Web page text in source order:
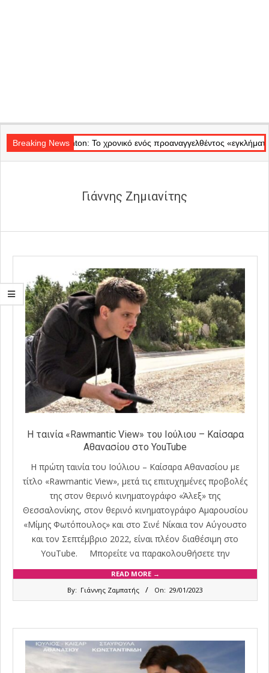
Navigation
Menu
Breaking News
Badminton: Το χρονικό ενός προαναγγελθέντος «εγκλήματος» στις
Γιάννης Ζημιανίτης
Η ταινία «Rawmantic View» του Ιούλιου – Καίσαρα
Αθανασίου στο YouTube
Η πρώτη ταινία του Ιούλιου – Καίσαρα Αθανασίου με
τίτλο «Rawmantic View», μετά τις επιτυχημένες προβολές
της στον θερινό κινηματογράφο «Άλεξ» της
Θεσσαλονίκης, στον θερινό κινηματογράφο Αμαρουσίου
«Μίμης Φωτόπουλος» και στο Σινέ Νίκαια τον Αύγουστο
και τον Σεπτέμβριο 2022, είναι πλέον διαθέσιμη στο
YouTube. Μπορείτε να παρακολουθήσετε την
READ MORE →
By: Γιάννης Ζαμπατής On: 29/01/2023